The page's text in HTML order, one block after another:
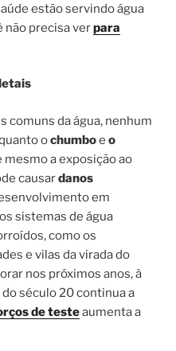
estão servindo água
não precisa verpara
comuns da água, nenhum
ochumboe o
a exposição ao
causardanos
em
sistemas de água
como os
e vilas da virada do
nos próximos anos, à
século 20 continua a
de testeaumenta a